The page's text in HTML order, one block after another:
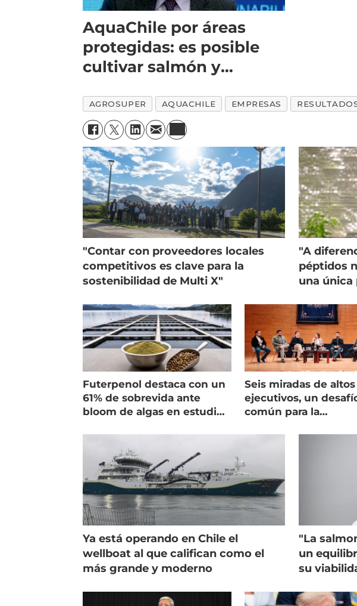
AquaChile por áreas
protegidas: es posible
cultivar salmón y
AGROSUPER AQUACHILE EMPRESAS
"Contar con proveedores locales
competitivos es clave para la
sostenibilidad de Multi X"
"A
péptidos
una
Futerpenol destaca con un
61% de sobrevida ante
bloom de algas en estudio
Seis miradas de altos
ejecutivos, un
común para la
Ya está operando en Chile el
wellboat al que califican como el
más grande y moderno
"La
un
su